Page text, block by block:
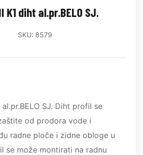
K1 diht al.pr.BELO SJ.
SKU: 8579
al.pr.BELO SJ. Diht profil se
od prodora vode i
radne ploče i zidne obloge u
se može montirati na radnu